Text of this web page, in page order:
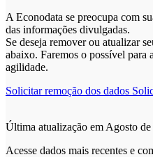
A Econodata se preocupa com
das informações divulgadas.
Se deseja remover ou atualizar
abaixo. Faremos o possível para
agilidade.
Solicitar remoção dos dados
Última atualização em Agosto
Acesse dados mais recentes e